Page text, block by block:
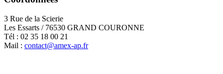
3 Rue de la Scierie
Les Essarts / 76530 GRAND COURONNE
Tél : 02 35 18 00 21
Mail : contact@amex-ap.fr